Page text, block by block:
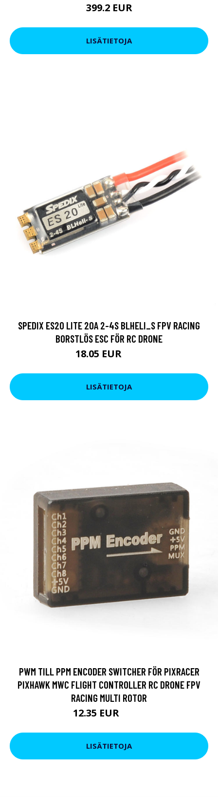
399.2 EUR
LISÄTIETOJA
SPEDIX ES20 LITE 20A 2-4S BLHELI_S FPV RACING
BORSTLÖS ESC FÖR RC DRONE
18.05 EUR
LISÄTIETOJA
PWM TILL PPM ENCODER SWITCHER FÖR PIXRACER
PIXHAWK MWC FLIGHT CONTROLLER RC DRONE FPV
RACING MULTI ROTOR
12.35 EUR
LISÄTIETOJA